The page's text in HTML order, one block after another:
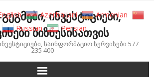
ინვესტიციები,
ბიზნესისათვის
საინფორმაციო სერვისები 577
235 400
Azerbaijani
Armenian
Russian Persian